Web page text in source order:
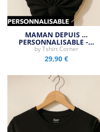
MAMAN DEPUIS ...
PERSONNALISABLE -…
byTshirt Corner
29,90 €